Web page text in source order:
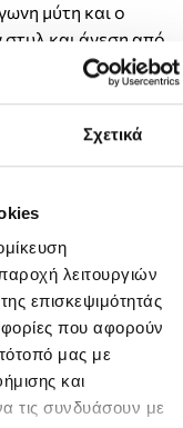
Σχετικά
λειτουργιών
επισκεψιμότητάς
που αφορούν
μας με
και
τις συνδυάσουν με
μύτη και ο
και άνεση από
και διαχωριστή
για άνετη
αντικραδασμική
εμφανίσεις.
υλικά, ενδέχεται να
επάνω μέρος κατά